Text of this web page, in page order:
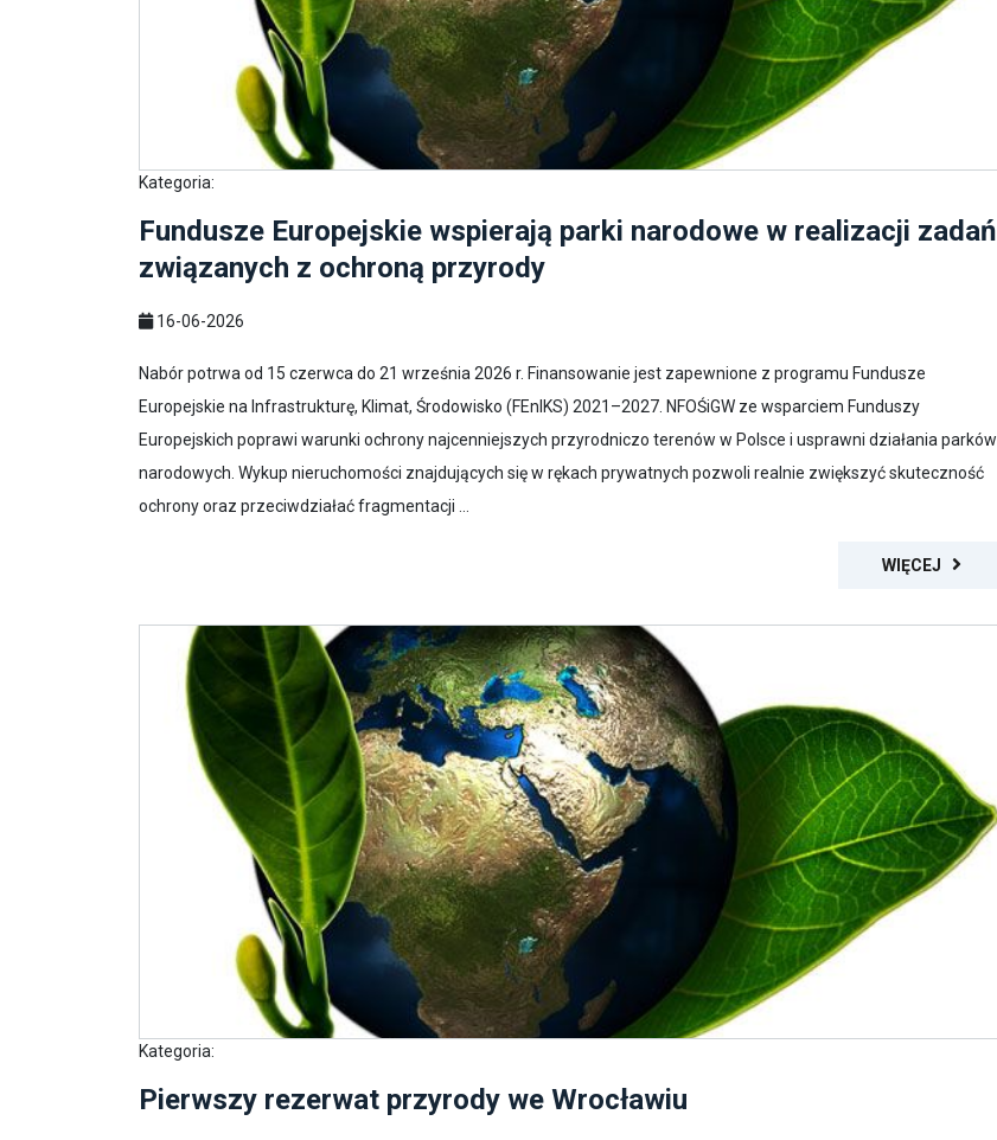
Kategoria:
Fundusze Europejskie wspierają parki narodowe w realizacji zadań
związanych z ochroną przyrody
16-06-2026
Nabór potrwa od 15 czerwca do 21 września 2026 r. Finansowanie jest zapewnione z programu Fundusze
Europejskie na Infrastrukturę, Klimat, Środowisko (FEnIKS) 2021–2027. NFOŚiGW ze wsparciem Funduszy
Europejskich poprawi warunki ochrony najcenniejszych przyrodniczo terenów w Polsce i usprawni działania parków
narodowych. Wykup nieruchomości znajdujących się w rękach prywatnych pozwoli realnie zwiększyć skuteczność
ochrony oraz przeciwdziałać fragmentacji ...
WIĘCEJ
Kategoria:
Pierwszy rezerwat przyrody we Wrocławiu